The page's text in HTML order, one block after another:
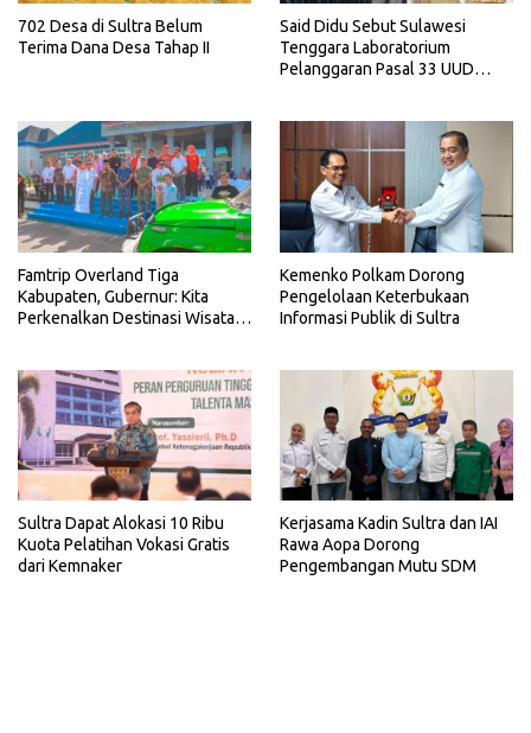
702 Desa di Sultra Belum
Terima Dana Desa Tahap II
Said Didu Sebut Sulawesi
Tenggara Laboratorium
Pelanggaran Pasal 33 UUD
Famtrip Overland Tiga
Kabupaten, Gubernur: Kita
Perkenalkan Destinasi Wisata
Kemenko Polkam Dorong
Pengelolaan Keterbukaan
Informasi Publik di Sultra
Sultra Dapat Alokasi 10 Ribu
Kuota Pelatihan Vokasi Gratis
dari Kemnaker
Kerjasama Kadin Sultra dan IAI
Rawa Aopa Dorong
Pengembangan Mutu SDM